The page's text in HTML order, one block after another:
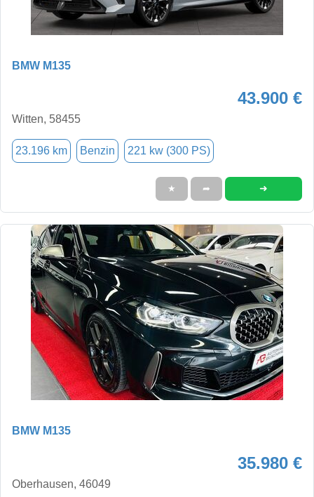
BMW M135
43.900 €
Witten, 58455
23.196 km Benzin 221 kw (300 PS)
★ ➦ ➜
BMW M135
35.980 €
Oberhausen, 46049